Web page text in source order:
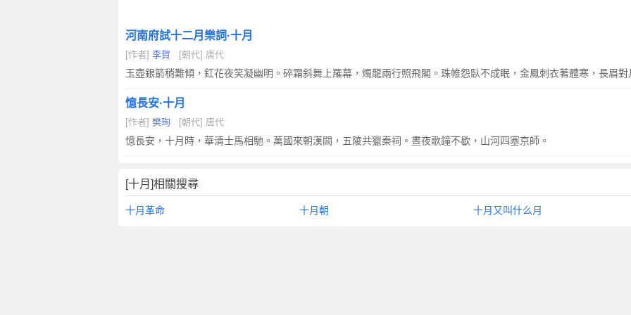
河南府試十二月樂詞·十月
[作者] 李賀 [朝代] 唐代
玉壺銀箭稍難傾，釭花夜笑凝幽明。碎霜斜舞上羅幕，燭龍兩行照飛閣。珠帷怨臥不成眠，金鳳刺衣著體寒，長眉對
憶長安·十月
[作者] 樊珣 [朝代] 唐代
憶長安，十月時，華清士馬相馳。萬國來朝漢闕，五陵共獵秦祠。晝夜歌鐘不歇，山河四塞京師。
[十月]相關搜尋
十月革命 十月朝 十月又叫什么月